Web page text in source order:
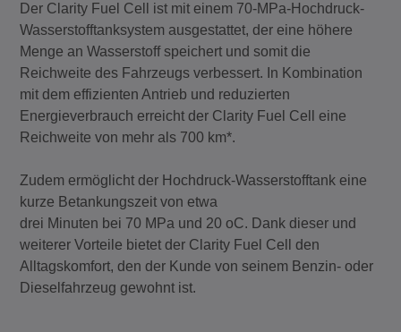
Der Clarity Fuel Cell ist mit einem 70-MPa-Hochdruck-
Wasserstofftanksystem ausgestattet, der eine höhere
Menge an Wasserstoff speichert und somit die
Reichweite des Fahrzeugs verbessert. In Kombination
mit dem effizienten Antrieb und reduzierten
Energieverbrauch erreicht der Clarity Fuel Cell eine
Reichweite von mehr als 700 km*.
Zudem ermöglicht der Hochdruck-Wasserstofftank eine
kurze Betankungszeit von etwa
drei Minuten bei 70 MPa und 20 oC. Dank dieser und
weiterer Vorteile bietet der Clarity Fuel Cell den
Alltagskomfort, den der Kunde von seinem Benzin- oder
Dieselfahrzeug gewohnt ist.